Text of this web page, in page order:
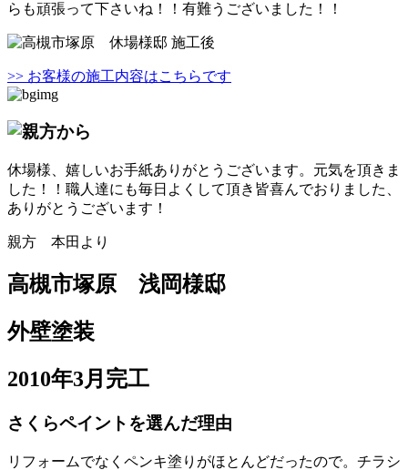
らも頑張って下さいね！！有難うございました！！
>> お客様の施工内容はこちらです
休場様、嬉しいお手紙ありがとうございます。元気を頂きま
した！！職人達にも毎日よくして頂き皆喜んでおりました、
ありがとうございます！
親方 本田より
高槻市塚原 浅岡様邸
外壁塗装
2010年3月完工
さくらペイントを選んだ理由
リフォームでなくペンキ塗りがほとんどだったので。チラシ